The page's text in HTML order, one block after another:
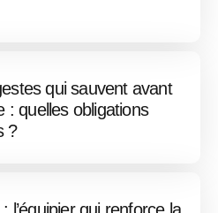
qui sauvent avant
: quelles obligations
?